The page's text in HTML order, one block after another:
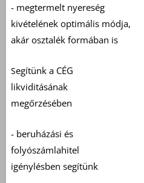
- megtermelt nyereség
kivételének optimális módja,
akár osztalék formában is
Segítünk a CÉG
likviditásának
megőrzésében
- beruházási és
folyószámlahitel
igénylésben segítünk